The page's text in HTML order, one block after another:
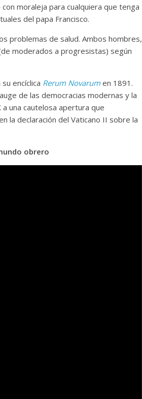
moraleja para cualquiera que tenga
del papa Francisco.
problemas de salud. Ambos hombres,
moderados a progresistas) según
encíclica Rerum Novarum en 1891.
de las democracias modernas y la
una cautelosa apertura que
la declaración del Vaticano II sobre la
obrero